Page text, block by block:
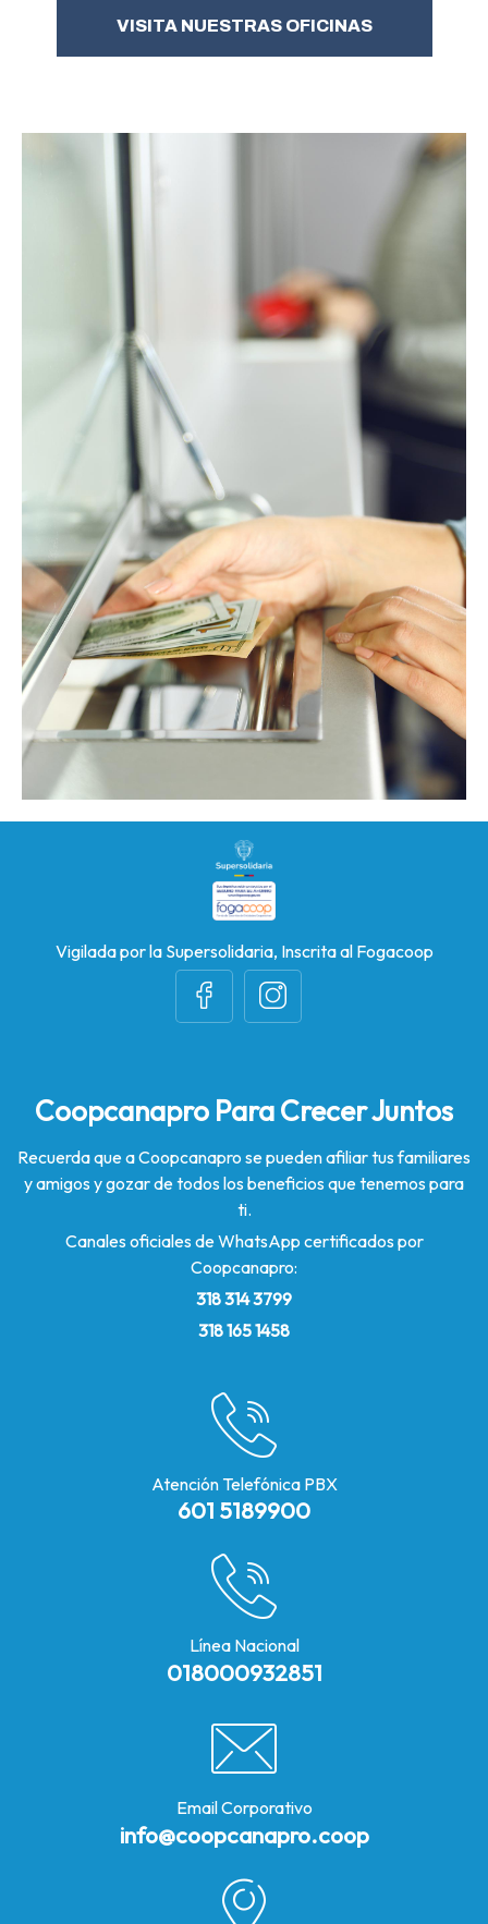
VISITA NUESTRAS OFICINAS
Vigilada por la Supersolidaria, Inscrita al Fogacoop
Coopcanapro Para Crecer Juntos
Recuerda que a Coopcanapro se pueden afiliar tus familiares
y amigos y gozar de todos los beneficios que tenemos para
ti.
Canales oficiales de WhatsApp certificados por
Coopcanapro:
318 314 3799
318 165 1458
Atención Telefónica PBX
601 5189900
Línea Nacional
018000932851
Email Corporativo
info@coopcanapro.coop